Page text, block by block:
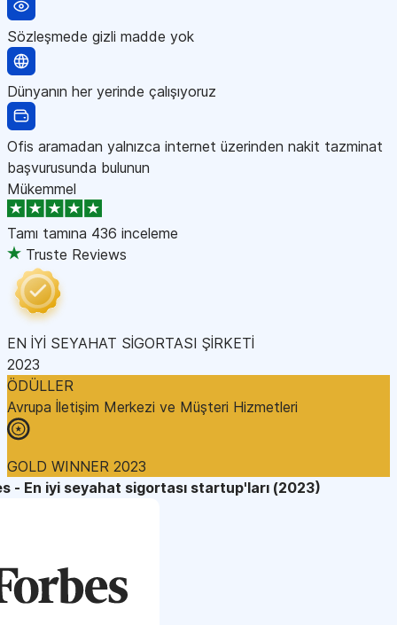
Sözleşmede gizli madde yok
Dünyanın her yerinde çalışıyoruz
Ofis aramadan yalnızca internet üzerinden nakit tazminat
başvurusunda bulunun
Mükemmel
Tamı tamına 436 inceleme
Truste Reviews
EN İYİ SEYAHAT SİGORTASI ŞİRKETİ
2023
ÖDÜLLER
Avrupa İletişim Merkezi ve Müşteri Hizmetleri
GOLD WINNER 2023
- En iyi seyahat sigortası startup'ları (2023)